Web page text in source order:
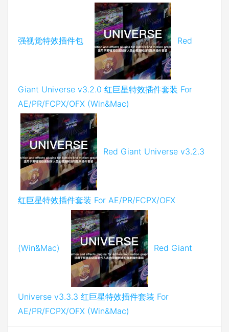
强视觉特效插件包 Red
Giant Universe v3.2.0 红巨星特效插件套装 For
AE/PR/FCPX/OFX (Win&Mac)
Red Giant Universe v3.2.3
红巨星特效插件套装 For AE/PR/FCPX/OFX
(Win&Mac) Red Giant
Universe v3.3.3 红巨星特效插件套装 For
AE/PR/FCPX/OFX (Win&Mac)